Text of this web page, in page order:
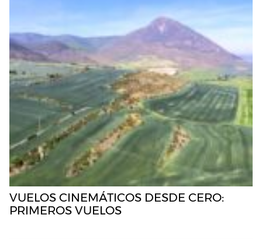
VUELOS CINEMÁTICOS DESDE CERO:
PRIMEROS VUELOS